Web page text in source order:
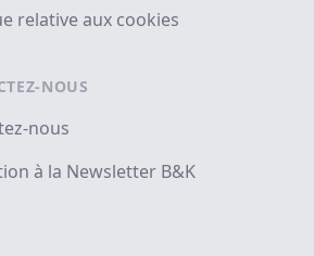
relative aux cookies
NOUS
nous
à la Newsletter B&K